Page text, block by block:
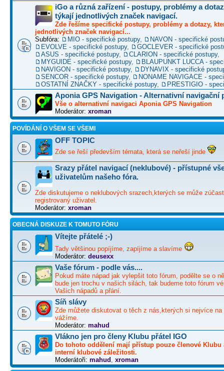
iGo a různá zařízení - postupy, problémy a
týkají jednotlivých značek navigací.
Zde řešíme specifické postupy, problémy a dotazy,
jednotlivých značek navigací...
Subfóra:
MIO - specifické postupy,
NAVON - specifické
EVOLVE - specifické postupy,
GOCLEVER - specifické
ASUS - specifické postupy, CLARION - specifické postupy,
MYGUIDE - specifické postupy,
BLAUPUNKT LUCCA -
NAVIGON - specifické postupy,
DYNAVIX - specifické
SENCOR - specifické postupy,
NONAME NAVIGACE -
OSTATNÍ ZNAČKY - specifické postupy, PRESTIGIO -
Aponia GPS Navigation - Alternativní navigační
Vše o alternativní navigaci Aponia GPS Navigation
Moderátor: xroman
POVÍDÁNÍ O VŠEM SE VŠEMI
OFF TOPIC
Zde se řeší především témata, která se neřeší jinde
Srazy přátel navigací (neklubové) - přístupné
uživatelům našeho fóra.
Zde diskutujeme o neklubových srazech,kterých se může
registrovaný uživatel.
Moderátor: xroman
OBECNÁ DISKUZE K TOMUTO FÓRU
Vítejte přátelé ;-)
Tady většinou popíjíme, zapíjíme a slavíme
Moderátor: deusexx
Vaše fórum - podle vás....
Pokud máte nápad jak vylepšit toto fórum, podělte se o
bude jen trochu v našich silách, tak budeme toto fórum
Vašich nápadů a přání.
Síň slávy
Zde můžete diskutovat o těch z nás,kterých si nejvíce na
vážíme.
Moderátor: mahud
Vlákno jen pro členy Klubu přátel IGO
Do tohoto oddělení mají přístup pouze členové Klubu
interní klubové záležitosti.
Moderátoři: mahud xroman